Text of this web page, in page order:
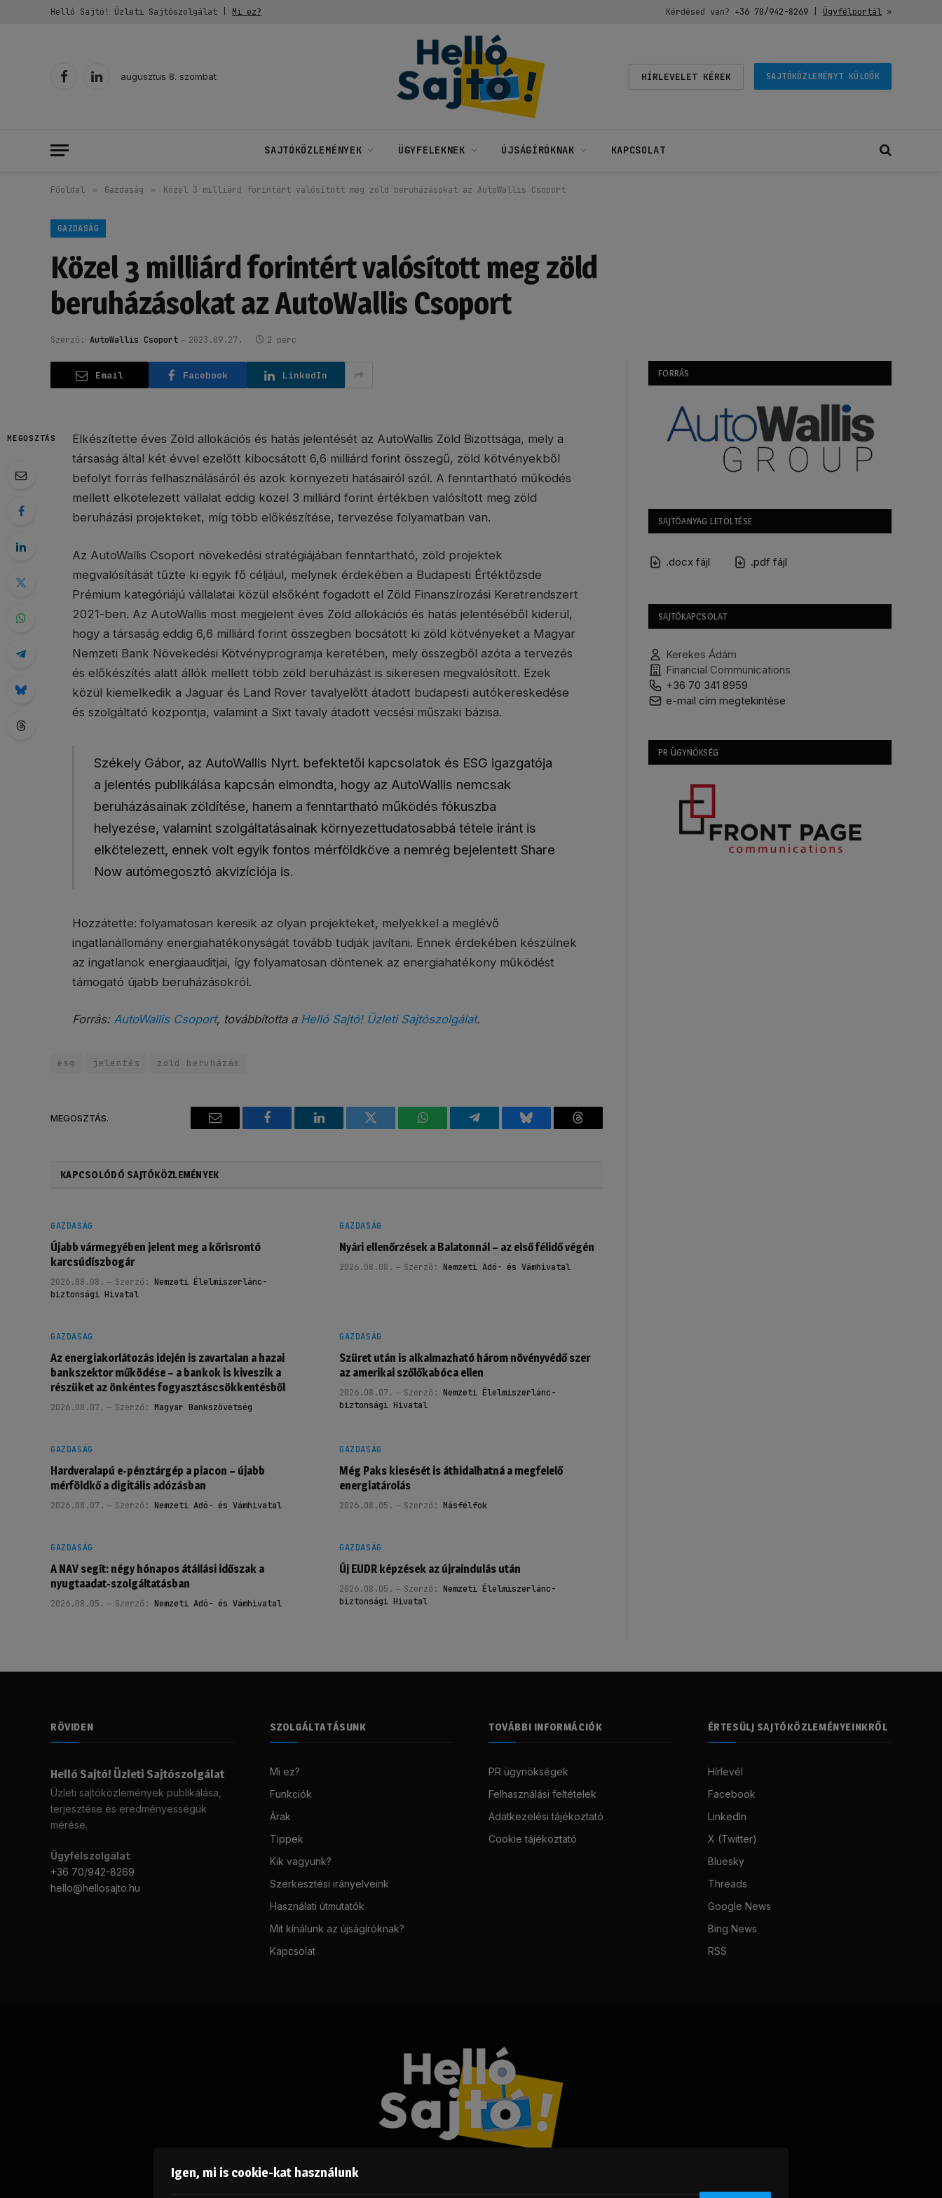
Helló Sajtó! Üzleti Sajtószolgálat | Mi ez? Kérdésed van? +36 70/942-8269| Ügyfélportál»
FacebookLinkedIn
augusztus 8. szombat HÍRLEVELET KÉREK SAJTÓKÖZLEMÉNYT KÜLDÖK
SAJTÓKÖZLEMÉNYEK ÜGYFELEKNEK ÚJSÁGÍRÓKNAK KAPCSOLAT
Főoldal » Gazdaság » Közel 3 milliárd forintért valósított meg zöld beruházásokat az AutoWallis Csoport
GAZDASÁG
Közel 3 milliárd forintért valósított meg zöld
beruházásokat az AutoWallis Csoport
Szerző: AutoWallis Csoport 2023.09.27. 2 perc
Email Facebook LinkedIn
MEGOSZTÁS
Elkészítette éves Zöld allokációs és hatás jelentését az AutoWallis Zöld Bizottsága, mely a
társaság által két évvel ezelőtt kibocsátott 6,6 milliárd forint összegű, zöld kötvényekből
befolyt forrás felhasználásáról és azok környezeti hatásairól szól. A fenntartható működés
mellett elkötelezett vállalat eddig közel 3 milliárd forint értékben valósított meg zöld
beruházási projekteket, míg több előkészítése, tervezése folyamatban van.
Az AutoWallis Csoport növekedési stratégiájában fenntartható, zöld projektek
megvalósítását tűzte ki egyik fő céljául, melynek érdekében a Budapesti Értéktőzsde
Prémium kategóriájú vállalatai közül elsőként fogadott el Zöld Finanszírozási Keretrendszert
2021-ben. Az AutoWallis most megjelent éves Zöld allokációs és hatás jelentéséből kiderül,
hogy a társaság eddig 6,6 milliárd forint összegben bocsátott ki zöld kötvényeket a Magyar
Nemzeti Bank Növekedési Kötvényprogramja keretében, mely összegből azóta a tervezés
és előkészítés alatt állók mellett több zöld beruházást is sikeresen megvalósított. Ezek
közül kiemelkedik a Jaguar és Land Rover tavalyelőtt átadott budapesti autókereskedése
és szolgáltató központja, valamint a Sixt tavaly átadott vecsési műszaki bázisa.
Székely Gábor, az AutoWallis Nyrt. befektetői kapcsolatok és ESG igazgatója
a jelentés publikálása kapcsán elmondta, hogy az AutoWallis nemcsak
beruházásainak zöldítése, hanem a fenntartható működés fókuszba
helyezése, valamint szolgáltatásainak környezettudatosabbá tétele iránt is
elkötelezett, ennek volt egyik fontos mérföldköve a nemrég bejelentett Share
Now autómegosztó akvizíciója is.
Hozzátette: folyamatosan keresik az olyan projekteket, melyekkel a meglévő
ingatlanállomány energiahatékonyságát tovább tudják javítani. Ennek érdekében készülnek
az ingatlanok energiaauditjai, így folyamatosan döntenek az energiahatékony működést
támogató újabb beruházásokról.
Forrás: AutoWallis Csoport, továbbította a Helló Sajtó! Üzleti Sajtószolgálat.
esg jelentés zöld beruházás
MEGOSZTÁS.
Email Facebook LinkedIn Twitter WhatsAppTelegram Bluesky Threads
KAPCSOLÓDÓ SAJTÓKÖZLEMÉNYEK
GAZDASÁG
Újabb vármegyében jelent meg a kőrisrontó
karcsúdíszbogár
2026.08.08. Szerző: Nemzeti Élelmiszerlánc-
biztonsági Hivatal
GAZDASÁG
Nyári ellenőrzések a Balatonnál – az első félidő végén
2026.08.08. Szerző: Nemzeti Adó- és Vámhivatal
GAZDASÁG
Az energiakorlátozás idején is zavartalan a hazai
bankszektor működése – a bankok is kiveszik a
részüket az önkéntes fogyasztáscsökkentésből
2026.08.07. Szerző: Magyar Bankszövetség
GAZDASÁG
Szüret után is alkalmazható három növényvédő szer
az amerikai szőlőkabóca ellen
2026.08.07. Szerző: Nemzeti Élelmiszerlánc-
biztonsági Hivatal
GAZDASÁG
Hardveralapú e-pénztárgép a piacon – újabb
mérföldkő a digitális adózásban
2026.08.07. Szerző: Nemzeti Adó- és Vámhivatal
GAZDASÁG
Még Paks kiesését is áthidalhatná a megfelelő
energiatárolás
2026.08.05. Szerző: Másfélfok
GAZDASÁG
A NAV segít: négy hónapos átállási időszak a
nyugtaadat-szolgáltatásban
2026.08.05. Szerző: Nemzeti Adó- és Vámhivatal
GAZDASÁG
Új EUDR képzések az újraindulás után
2026.08.05. Szerző: Nemzeti Élelmiszerlánc-
biztonsági Hivatal
FORRÁS
SAJTÓANYAG LETÖLTÉSE
.docx fájl .pdf fájl
SAJTÓKAPCSOLAT
Kerekes Ádám
Financial Communications
+36 70 341 8959
e-mail cím megtekintése
PR ÜGYNÖKSÉG
RÖVIDEN
Helló Sajtó! Üzleti Sajtószolgálat
Üzleti sajtóközlemények publikálása,
terjesztése és eredményességük
mérése.
Ügyfélszolgálat:
+36 70/942-8269
hello@hellosajto.hu
SZOLGÁLTATÁSUNK
Mi ez?
Funkciók
Árak
Tippek
Kik vagyunk?
Szerkesztési irányelveink
Használati útmutatók
Mit kínálunk az újságíróknak?
Kapcsolat
TOVÁBBI INFORMÁCIÓK
PR ügynökségek
Felhasználási feltételek
Adatkezelési tájékoztató
Cookie tájékoztató
ÉRTESÜLJ SAJTÓKÖZLEMÉNYEINKRŐL
Hírlevél
Facebook
LinkedIn
X (Twitter)
Bluesky
Threads
Google News
Bing News
RSS
FacebookLinkedInX RSS
Igen, mi is cookie-kat használunk